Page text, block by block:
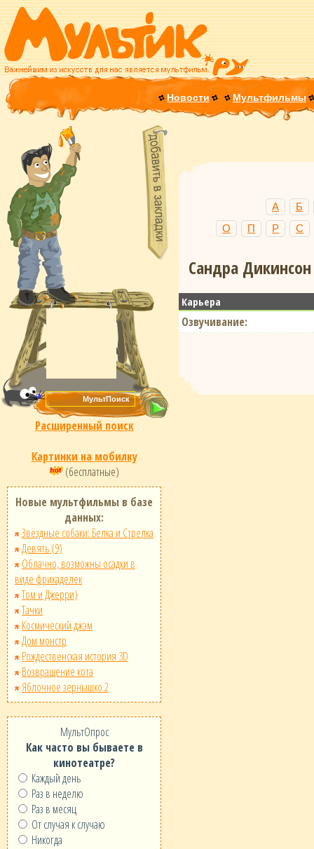
Новости Мультфильмы
Расширенный поиск
Картинки на мобилку
(бесплатные)
Новые мультфильмы в базе
данных:
Звёздные собаки: Белка и Стрелка
Девять (9)
Облачно, возможны осадки в
виде фрикаделек
Том и Джерри)
Тачки
Космический джэм
Дом монстр
Рождественская история 3D
Возвращение кота
Яблочное зернышко 2
МультОпрос
Как часто вы бываете в
кинотеатре?
Каждый день
Раз в неделю
Раз в месяц
От случая к случаю
Никогда
А
Б
О
П Р С
Сандра
Карьера
Озвучивание: